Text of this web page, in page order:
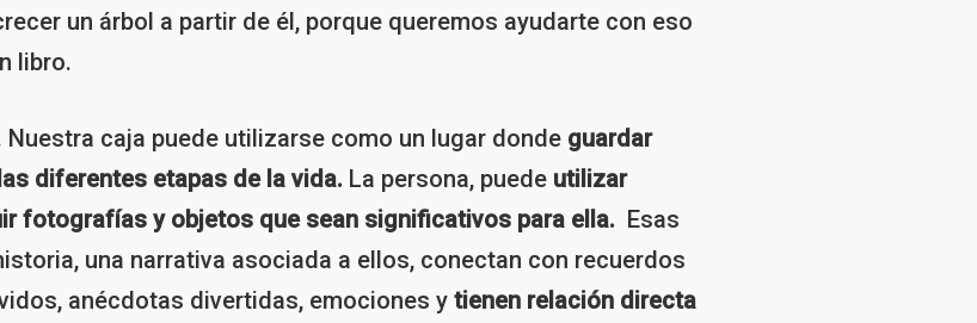
un árbol a partir de él, porque queremos ayudarte con eso
libro.
Nuestra caja puede utilizarse como un lugar donde guardar
diferentes etapas de la vida. La persona, puede utilizar
fotografías y objetos que sean significativos para ella. Esas
una narrativa asociada a ellos, conectan con recuerdos
anécdotas divertidas, emociones y tienen relación directa